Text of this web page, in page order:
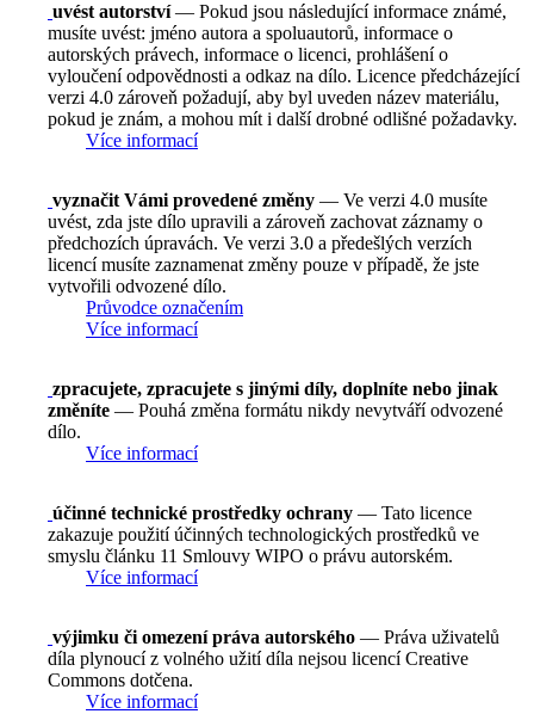
uvést autorství— Pokud jsou následující informace známé,
musíte uvést: jméno autora a spoluautorů, informace o
autorských právech, informace o licenci, prohlášení o
vyloučení odpovědnosti a odkaz na dílo. Licence předcházející
verzi 4.0 zároveň požadují, aby byl uveden název materiálu,
pokud je znám, a mohou mít i další drobné odlišné požadavky.
Více informací
vyznačit Vámi provedené změny — Ve verzi 4.0 musíte
uvést, zda jste dílo upravili a zároveň zachovat záznamy o
předchozích úpravách. Ve verzi 3.0 a předešlých verzích
licencí musíte zaznamenat změny pouze v případě, že jste
vytvořili odvozené dílo.
Průvodce označením
Více informací
zpracujete, zpracujete s jinými díly, doplníte nebo jinak
změníte — Pouhá změna formátu nikdy nevytváří odvozené
dílo.
Více informací
účinné technické prostředky ochrany — Tato licence
zakazuje použití účinných technologických prostředků ve
smyslu článku 11 Smlouvy WIPO o právu autorském.
Více informací
výjimku či omezení práva autorského — Práva uživatelů
díla plynoucí z volného užití díla nejsou licencí Creative
Commons dotčena.
Více informací